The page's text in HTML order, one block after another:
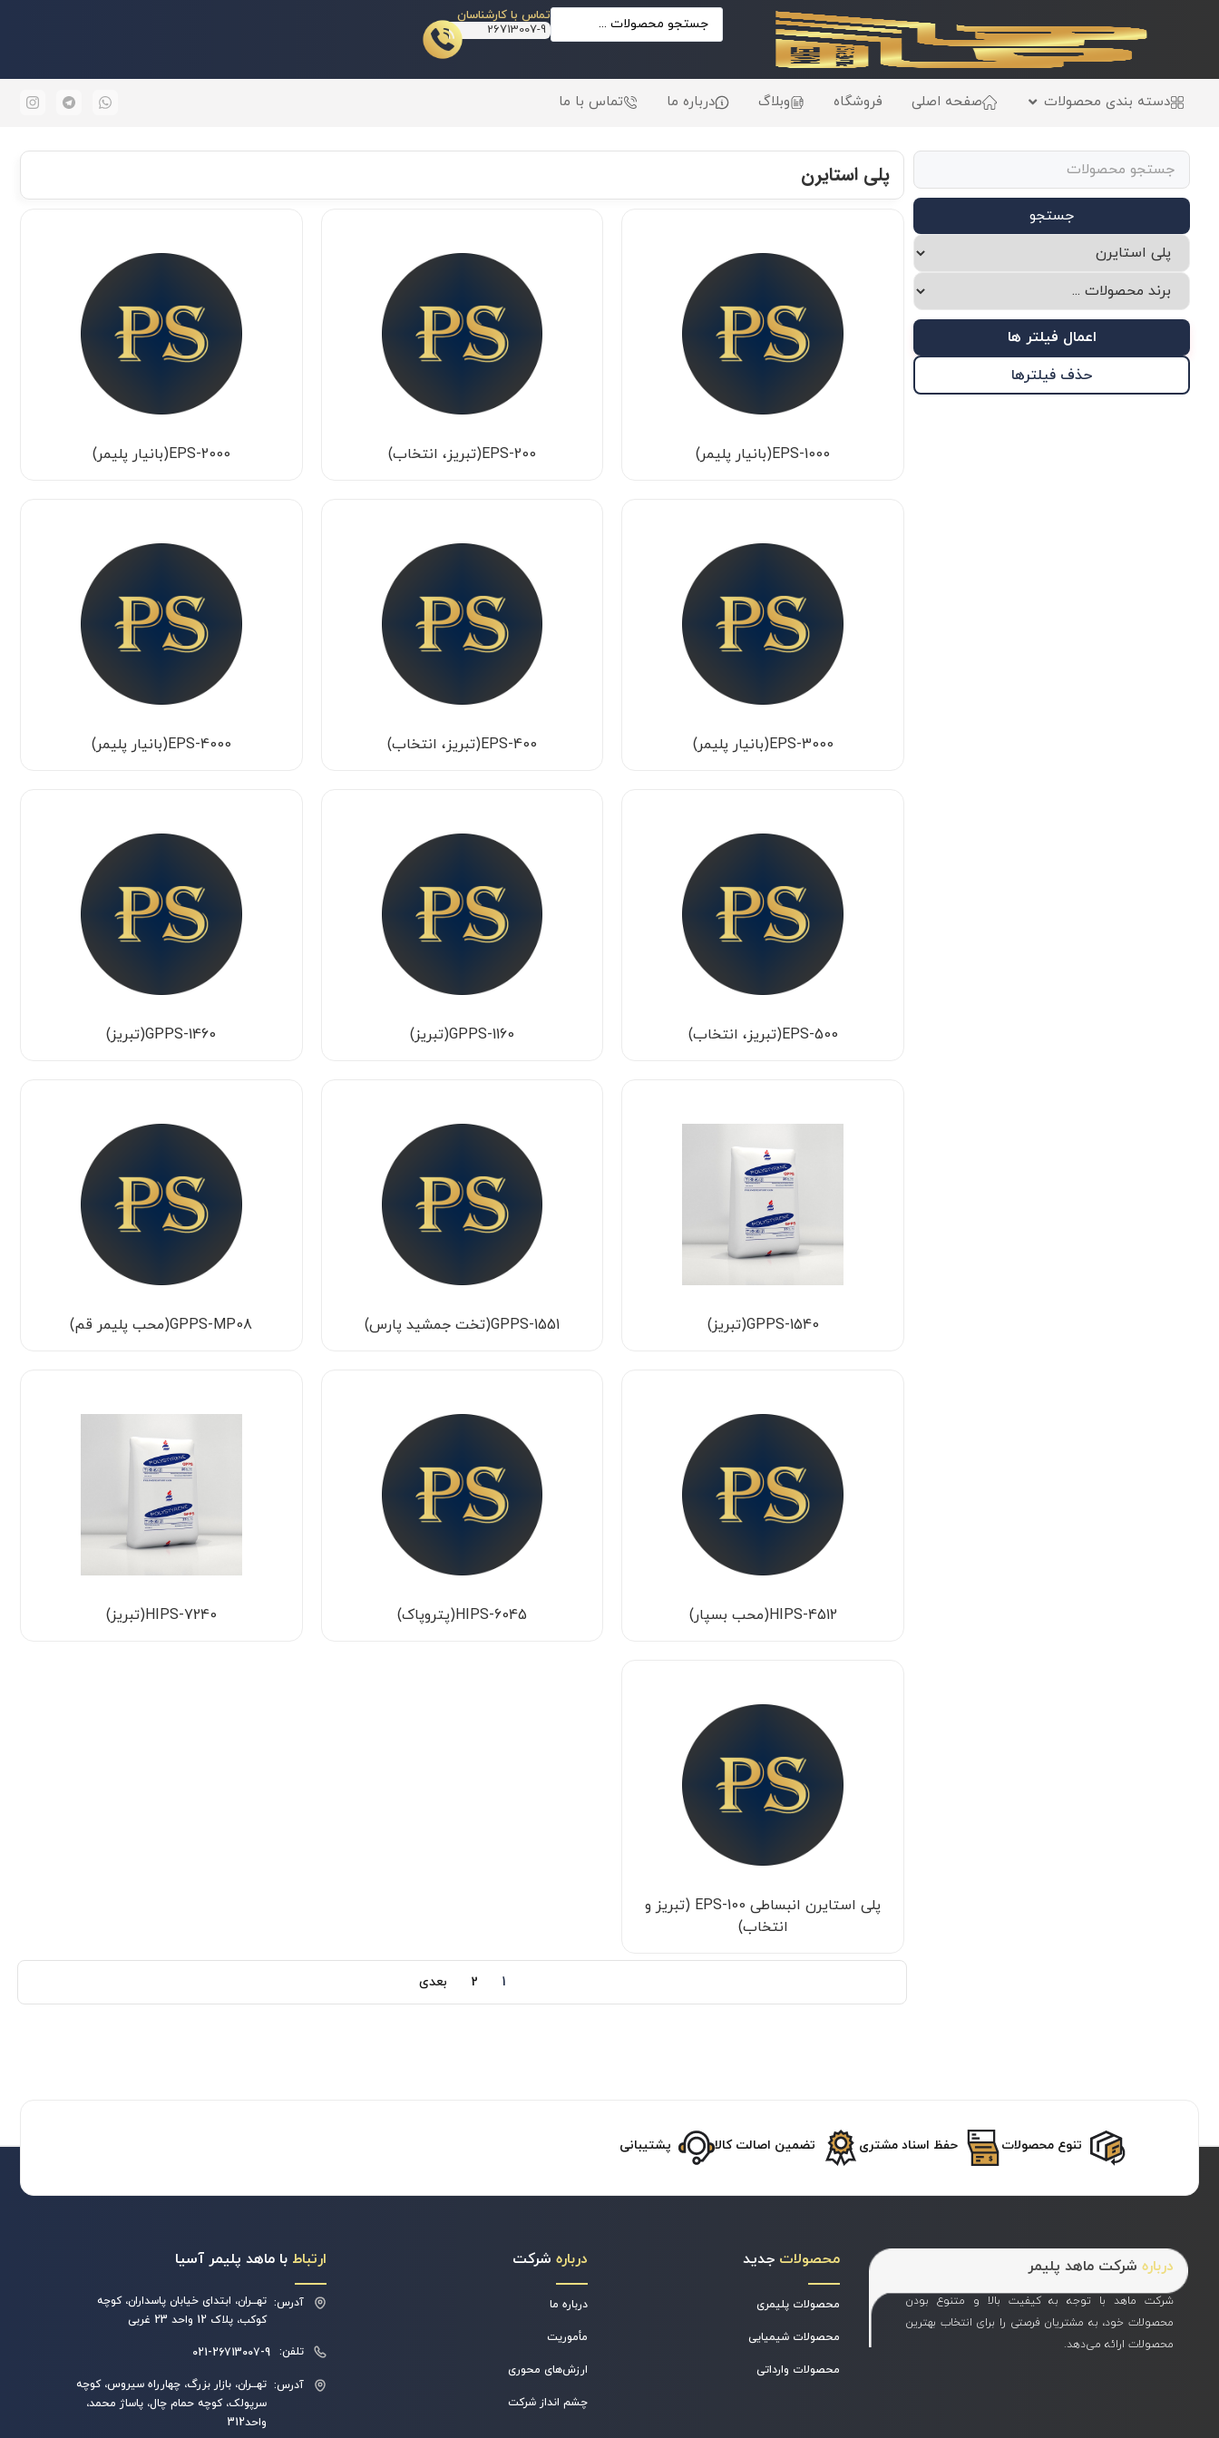
تماس با کارشناسان
26713007-9
دسته بندی محصولات صفحه اصلی فروشگاه وبلاگ درباره ما تماس با ما
جستجو
اعمال فیلتر ها
حذف فیلترها
پلی استایرن
EPS-1000(بانیار پلیمر) EPS-200(تبریز، انتخاب) EPS-2000(بانیار پلیمر)
EPS-3000(بانیار پلیمر) EPS-400(تبریز، انتخاب) EPS-4000(بانیار پلیمر)
EPS-500(تبریز، انتخاب) GPPS-1160(تبریز) GPPS-1460(تبریز)
GPPS-1540(تبریز) GPPS-1551(تخت جمشید پارس) GPPS-MP08(محب پلیمر قم)
HIPS-4512(محب بسپار) HIPS-6045(پتروپاک) HIPS-7240(تبریز)
پلی استایرن انبساطی EPS-100 (تبریز و
انتخاب)
1
2 بعدی
تنوع محصولات حفظ اسناد مشتری تضمین اصالت کالا پشتیبانی
درباره شرکت ماهد پلیمر
شرکت ماهد با توجه به کیفیت بالا و متنوع بودن
محصولات خود، به مشتریان فرصتی را برای انتخاب بهترین
محصولات ارائه می‌دهد.
محصولات جدید
محصولات پلیمری
محصولات شیمیایی
محصولات وارداتی
درباره شرکت
درباره ما
مأموریت
ارزش‌های محوری
چشم انداز شرکت
ارتباط با ماهد پلیمر آسیا
آدرس: تهــران، ابتدای خیابان پاسداران، کوچه
کوکب، پلاک 12 واحد 23 غربی
تلفن: 021-26713007-9
آدرس: تهــران، بازار بزرگ، چهارراه سیروس، کوچه
سرپولک، کوچه حمام چال، پاساژ محمد،
واحد312